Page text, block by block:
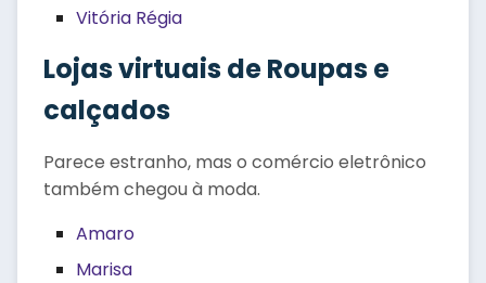
Vitória Régia
Lojas virtuais de Roupas e
calçados
Parece estranho, mas o comércio eletrônico
também chegou à moda.
Amaro
Marisa